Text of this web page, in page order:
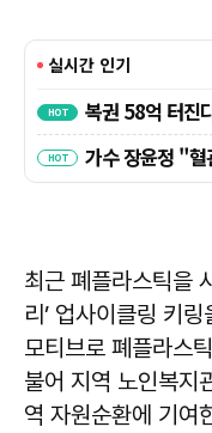
최근 폐플라스틱을
리’ 업사이클링 키
모티브로 폐플라스
불어 지역 노인복지
역 자원순환에 기여